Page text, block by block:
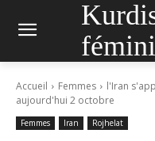
Accueil Femmes
l'Iran
aujourd'hui 2 octobre
Femmes Iran Rojhelat